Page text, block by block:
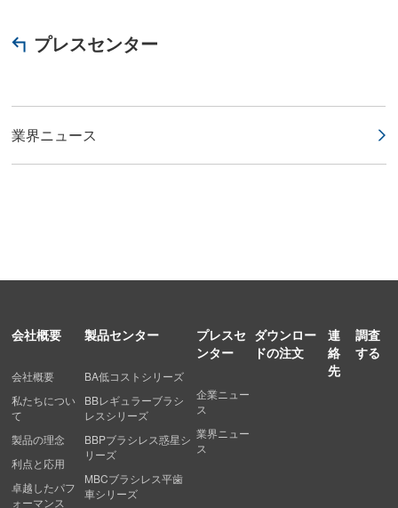
プレスセンター
業界ニュース
会社概要
会社概要
私たちについ
て
製品の理念
利点と応用
卓越したパフ
ォーマンス
製品センター
BA低コストシリーズ
BBレギュラーブラシ
レスシリーズ
BBPブラシレス惑星シ
リーズ
MBCブラシレス平歯
車シリーズ
プレスセ
ンター
企業ニュー
ス
業界ニュー
ス
ダウンロー
ドの注文
連
絡
先
調査
する